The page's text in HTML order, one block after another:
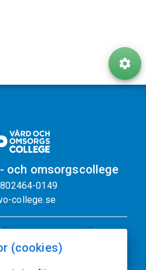
och omsorgscollege
802464-0149
college.se
Sajtkarta
(cookies)